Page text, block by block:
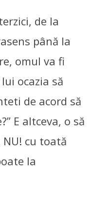
de la
până la
omul va fi
ocazia să
de acord să
E altceva, o să
NU! cu toată
la